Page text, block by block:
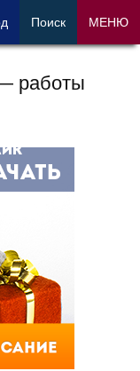
работы
Поиск МЕНЮ